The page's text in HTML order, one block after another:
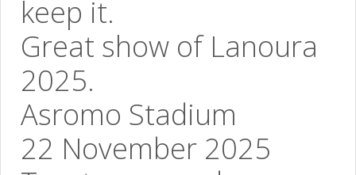
keep it.
Great show of Lanoura
2025.
Asromo Stadium
22 November 2025